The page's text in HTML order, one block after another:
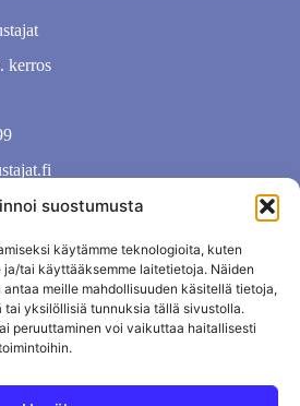
suostumusta
käytämme teknologioita, kuten
tai käyttääksemme laitetietoja. Näiden
meille mahdollisuuden käsitellä tietoja,
yksilöllisiä tunnuksia tällä sivustolla.
peruuttaminen voi vaikuttaa haitallisesti
kerros